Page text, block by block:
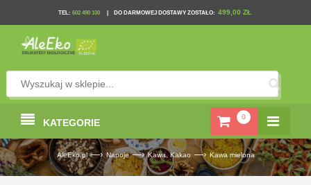
TEL: 602 490 100 DO DARMOWEJ DOSTAWY ZOSTAŁO: 499,00 ZŁ
0
KATEGORIE
AleEko.pl —› Napoje —› Kawa, Kakao —› Kawa mielona